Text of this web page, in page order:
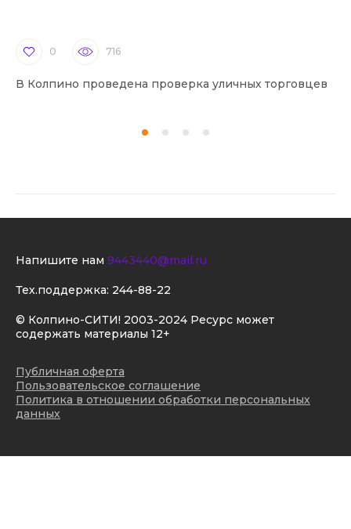
0 716
В Колпино проведена проверка уличных торговцев
© Колпино-СИТИ! 2003-2024 Ресурс может
содержать материалы 12+
Публичная оферта
Пользовательское соглашение
Политика в отношении обработки персональных
данных
Напишите нам 9443440@mail.ru
Тех.поддержка: 244-88-22